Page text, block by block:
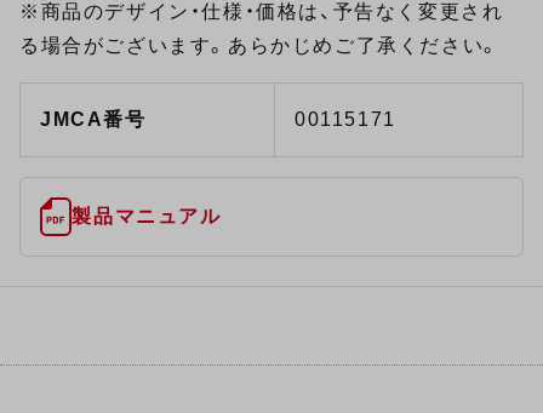
※商品のデザイン・仕様・価格は、予告なく変更され
る場合がございます。あらかじめご了承ください。
JMCA番号 00115171
製品マニュアル